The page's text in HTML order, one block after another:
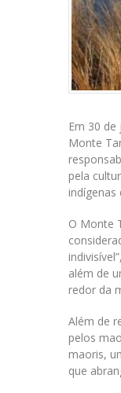
Em 30
Monte
pela
O Monte
além de
redor da
Além de
pelos
maoris,
que